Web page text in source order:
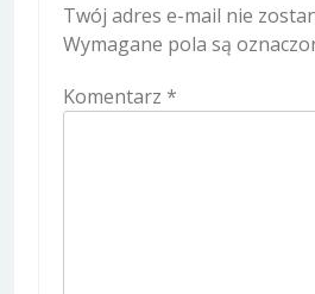
Twój adres e-mail nie
Wymagane pola są
Komentarz *